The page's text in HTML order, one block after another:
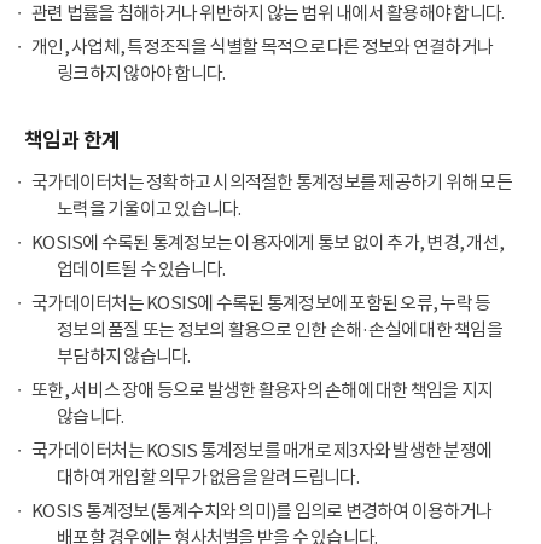
관련 법률을 침해하거나 위반하지 않는 범위 내에서 활용해야 합니다.
개인, 사업체, 특정조직을 식별할 목적으로 다른 정보와 연결하거나
링크하지 않아야 합니다.
책임과 한계
국가데이터처는 정확하고 시의적절한 통계정보를 제공하기 위해 모든
노력을 기울이고 있습니다.
KOSIS에 수록된 통계정보는 이용자에게 통보 없이 추가, 변경, 개선,
업데이트될 수 있습니다.
국가데이터처는 KOSIS에 수록된 통계정보에 포함된 오류, 누락 등
정보의 품질 또는 정보의 활용으로 인한 손해·손실에 대한 책임을
부담하지 않습니다.
또한, 서비스 장애 등으로 발생한 활용자의 손해에 대한 책임을 지지
않습니다.
국가데이터처는 KOSIS 통계정보를 매개로 제3자와 발생한 분쟁에
대하여 개입할 의무가 없음을 알려드립니다.
KOSIS 통계정보(통계수치와 의미)를 임의로 변경하여 이용하거나
배포할 경우에는 형사처벌을 받을 수 있습니다.